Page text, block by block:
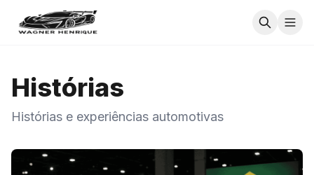
Histórias
Histórias e experiências automotivas